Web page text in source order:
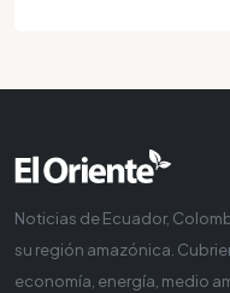
Noticias de Ecuador,
su región amazónica.
economía, energía, medio